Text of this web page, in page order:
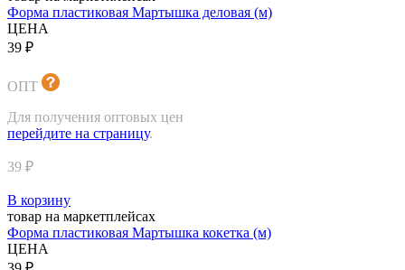
Форма пластиковая Мартышка деловая (м)
ЦЕНА
39 ₽
ОПТ
Для получения оптовых цен
перейдите на страницу.
39 ₽
В корзину
товар на маркетплейсах
Форма пластиковая Мартышка кокетка (м)
ЦЕНА